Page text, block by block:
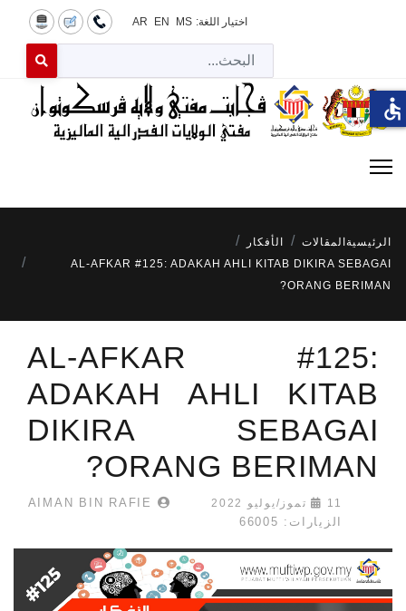
اختيار اللغة: MS
EN
AR
for results.
الرئيسية المقالات
الأفكار
AL-AFKAR #125: ADAKAH AHLI KITAB DIKIRA SEBAGAI
ORANG BERIMAN?
AL-AFKAR #125:
ADAKAH AHLI KITAB
DIKIRA SEBAGAI
ORANG BERIMAN?
11 تموز/يوليو 2022
الزيارات: 66005
accessible